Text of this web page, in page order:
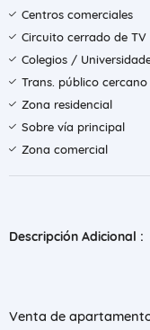
Centros comerciales
Circuito cerrado de TV
Colegios /
Trans. público cercano
Zona residencial
Sobre vía principal
Zona comercial
Descripción Adicional :
Venta de